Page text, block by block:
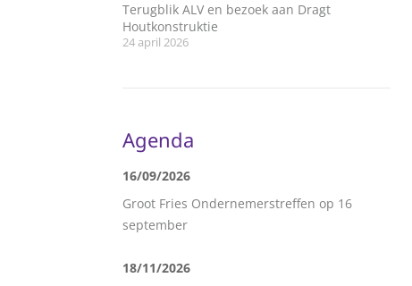
Terugblik ALV en bezoek aan Dragt
Houtkonstruktie
24 april 2026
Agenda
16/09/2026
Groot Fries Ondernemerstreffen op 16
september
18/11/2026